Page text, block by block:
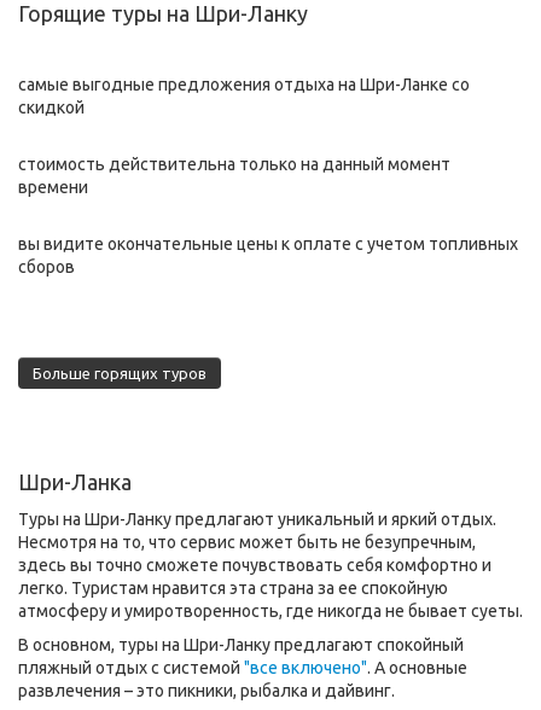
Горящие туры на Шри-Ланку
самые выгодные предложения отдыха на Шри-Ланке со
скидкой
стоимость действительна только на данный момент
времени
вы видите окончательные цены к оплате с учетом топливных
сборов
Больше горящих туров
Шри-Ланка
Туры на Шри-Ланку предлагают уникальный и яркий отдых.
Несмотря на то, что сервис может быть не безупречным,
здесь вы точно сможете почувствовать себя комфортно и
легко. Туристам нравится эта страна за ее спокойную
атмосферу и умиротворенность, где никогда не бывает суеты.
В основном, туры на Шри-Ланку предлагают спокойный
пляжный отдых с системой "все включено". А основные
развлечения – это пикники, рыбалка и дайвинг.